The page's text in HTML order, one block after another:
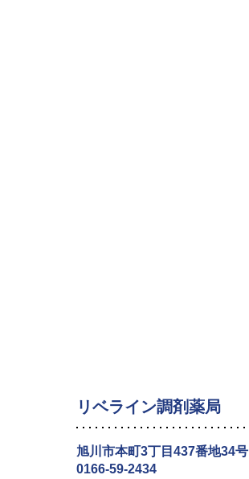
リベライン調剤薬局
旭川市本町3丁目437番地34号
0166-59-2434